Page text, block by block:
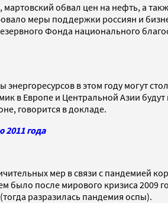
обвал цен на нефть, а
меры поддержки россиян и
Фонда национального
в этом году могут
в Европе и Центральной Азии
говорится в докладе.
года
мер в связи с пандемией
после мирового кризиса 2009
разразилась пандемия оспы).